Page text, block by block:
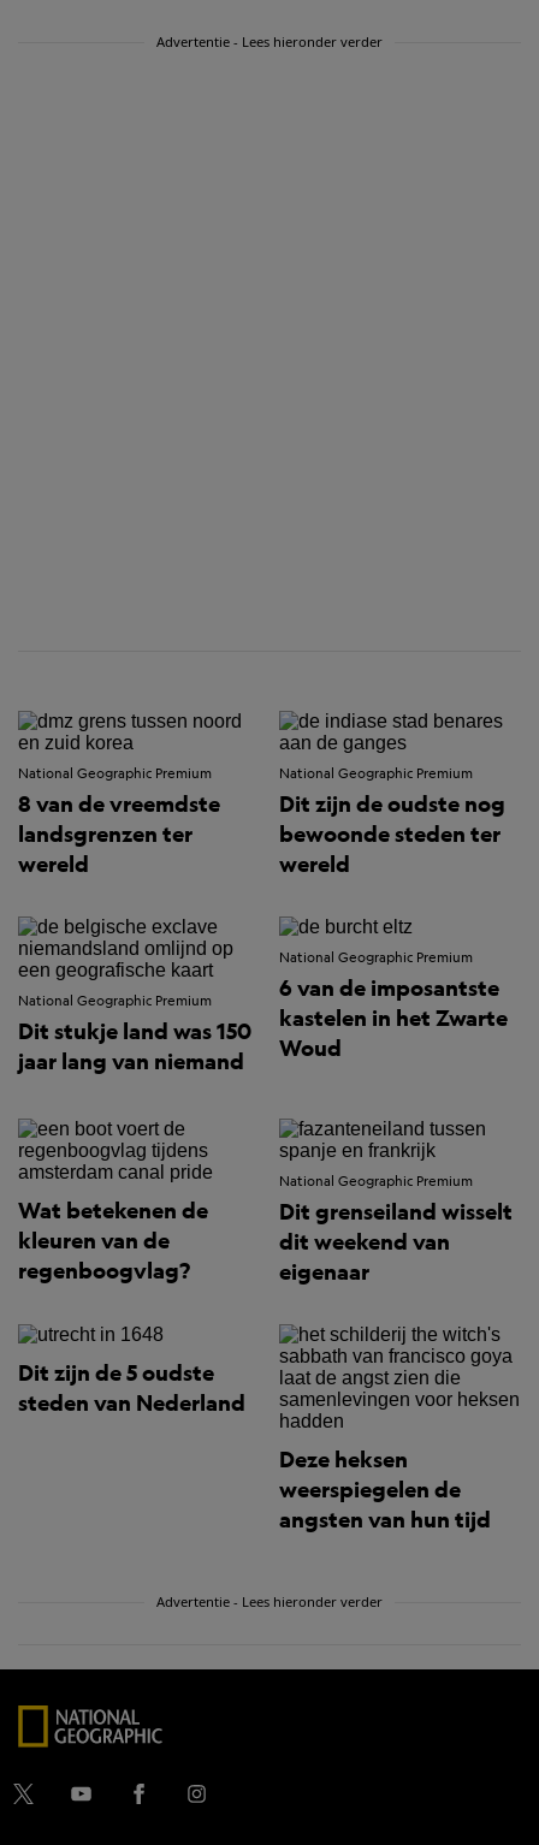
Advertentie - Lees hieronder verder
National Geographic Premium
8 van de vreemdste
landsgrenzen ter
wereld
National Geographic Premium
Dit zijn de oudste nog
bewoonde steden ter
wereld
National Geographic Premium
Dit stukje land was 150
jaar lang van niemand
National Geographic Premium
6 van de imposantste
kastelen in het Zwarte
Woud
Wat betekenen de
kleuren van de
regenboogvlag?
National Geographic Premium
Dit grenseiland wisselt
dit weekend van
eigenaar
Dit zijn de 5 oudste
steden van Nederland
Deze heksen
weerspiegelen de
angsten van hun tijd
Advertentie - Lees hieronder verder